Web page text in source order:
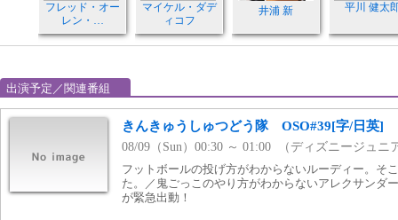
フレッド・オー
レン・…
マイケル・ダデ
ィコフ
井浦 新 平川 健太
出演予定／関連番組
きんきゅうしゅつどう隊 OSO#39[字/日英]
08/09（Sun）00:30 ～ 01:00 （ディズニージュニ
フットボールの投げ方がわからないルーディー。そ
た。／鬼ごっこのやり方がわからないアレクサンダ
が緊急出動！